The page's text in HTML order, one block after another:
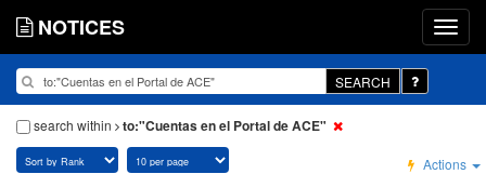
NOTICES
SEARCH
search within to:"Cuentas en el Portal de ACE"
Actions